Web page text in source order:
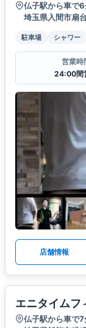
仏子駅から車で
埼玉県入間市扇
駐車場 シャワー
営業時
24:00間
店舗情報
エニタイムフ
仏子駅から車で7